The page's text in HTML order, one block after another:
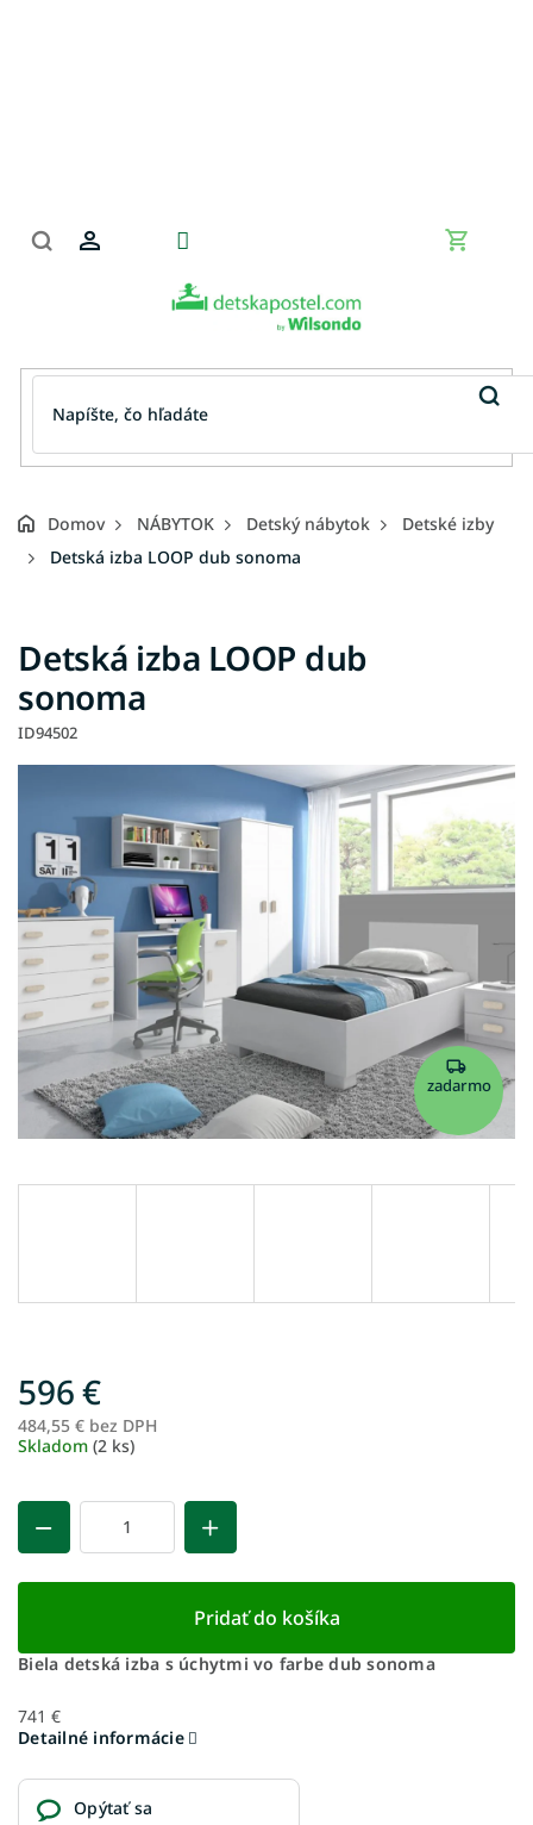
Domov NÁBYTOK Detský nábytok
Detské izby
Detská izba LOOP dub sonoma
Detská izba LOOP dub
sonoma
ID94502
zadarmo
596 €
484,55 € bez DPH
Skladom (2 ks)
Pridať do košíka
Biela detská izba s úchytmi vo farbe dub sonoma
741 €
Detailné informácie
Opýtať sa